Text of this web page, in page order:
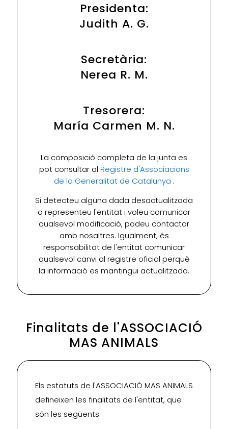
Presidenta:
Judith A. G.
Secretària:
Nerea R. M.
Tresorera:
María Carmen M. N.
La composició completa de la junta es
pot consultar al Registre d'Associacions
de la Generalitat de Catalunya .
Si detecteu alguna dada desactualitzada
o representeu l'entitat i voleu comunicar
qualsevol modificació, podeu contactar
amb nosaltres. Igualment, és
responsabilitat de l'entitat comunicar
qualsevol canvi al registre oficial perquè
la informació es mantingui actualitzada.
Finalitats de l'ASSOCIACIÓ
MAS ANIMALS
Els estatuts de l'ASSOCIACIÓ MAS ANIMALS
defineixen les finalitats de l'entitat, que
són les següents: